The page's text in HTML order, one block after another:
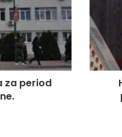
za period